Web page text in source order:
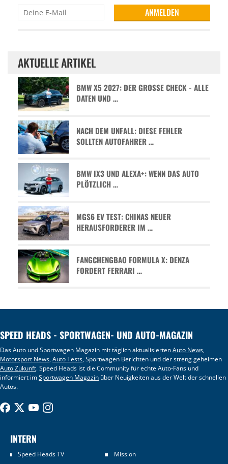
AKTUELLE ARTIKEL
BMW X5 2027: DER GROSSE CHECK - ALLE D
ATEN UND …
NACH DEM UNFALL: DIESE FEHLER
SOLLTEN AUTOFAHRER …
BMW IX3 UND ALEXA+: WENN DAS AUTO
PLÖTZLICH …
MGS6 EV TEST: CHINAS NEUER
HERAUSFORDERER IM …
FANGCHENGBAO FORMULA X: DENZA
FORDERT FERRARI …
SPEED HEADS - SPORTWAGEN- UND AUTO-MAGAZIN
Das Auto und Sportwagen Magazin mit täglich aktualisiertenAuto News,
Motorsport News,Auto Tests, Sportwagen Berichten und der streng geheimen
Auto Zukunft. Speed Heads ist die Community für echte Auto-Fans und
informiert imSportwagen Magazin über Neuigkeiten aus der Welt der schnellen
Autos.
INTERN
Speed Heads TV
Mission